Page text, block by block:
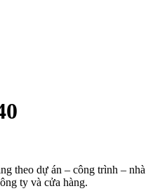
theo dự án – công trình – nhà
ty và cửa hàng.